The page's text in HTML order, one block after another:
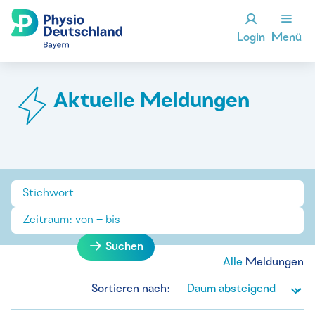
Login Menü
Aktuelle Meldungen
Suchen
Alle Meldungen
Sortieren nach: